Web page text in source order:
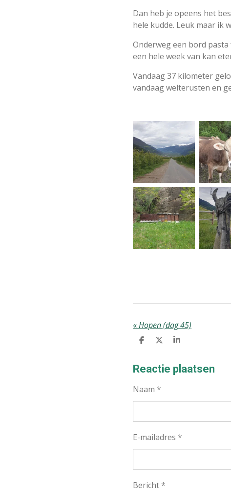
Dan heb je opeens het
hele kudde. Leuk maar ik
Onderweg een bord
een hele week van kan
Vandaag 37 kilometer
vandaag welterusten en
«Hopen (dag 45)
D
E
N
D
L
S
R
E
Reactie plaatsen
Naam *
E-mailadres *
Bericht *